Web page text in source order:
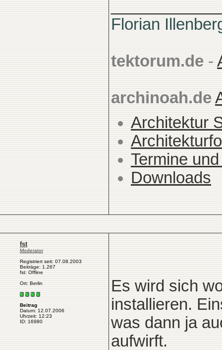
Florian
tektorum.de -
archinoah.de
Architektur
Termine
Downloads
fst
Moderator
Registriert seit: 07.08.2003
Beiträge: 1.267
fst: Offline
Ort: Berlin
Beitrag
Datum: 12.07.2006
Uhrzeit: 12:23
ID: 16980
Es wird sich
installieren.
was dann ja
aufwirft.